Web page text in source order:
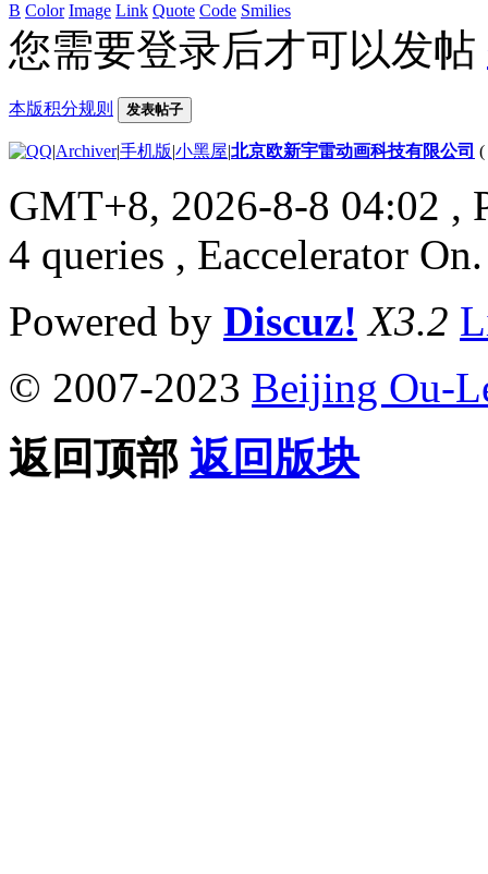
B Color Image Link Quote Code Smilies
您需要登录后才可以发帖
本版积分规则 发表帖子
|Archiver|手机版|小黑屋|北京欧新宇雷动画科技有限公司 (
GMT+8, 2026-8-8 04:02 ,
4 queries , Eaccelerator On.
Powered by Discuz! X3.2
© 2007-2023 Beijing Ou-
返回顶部 返回版块